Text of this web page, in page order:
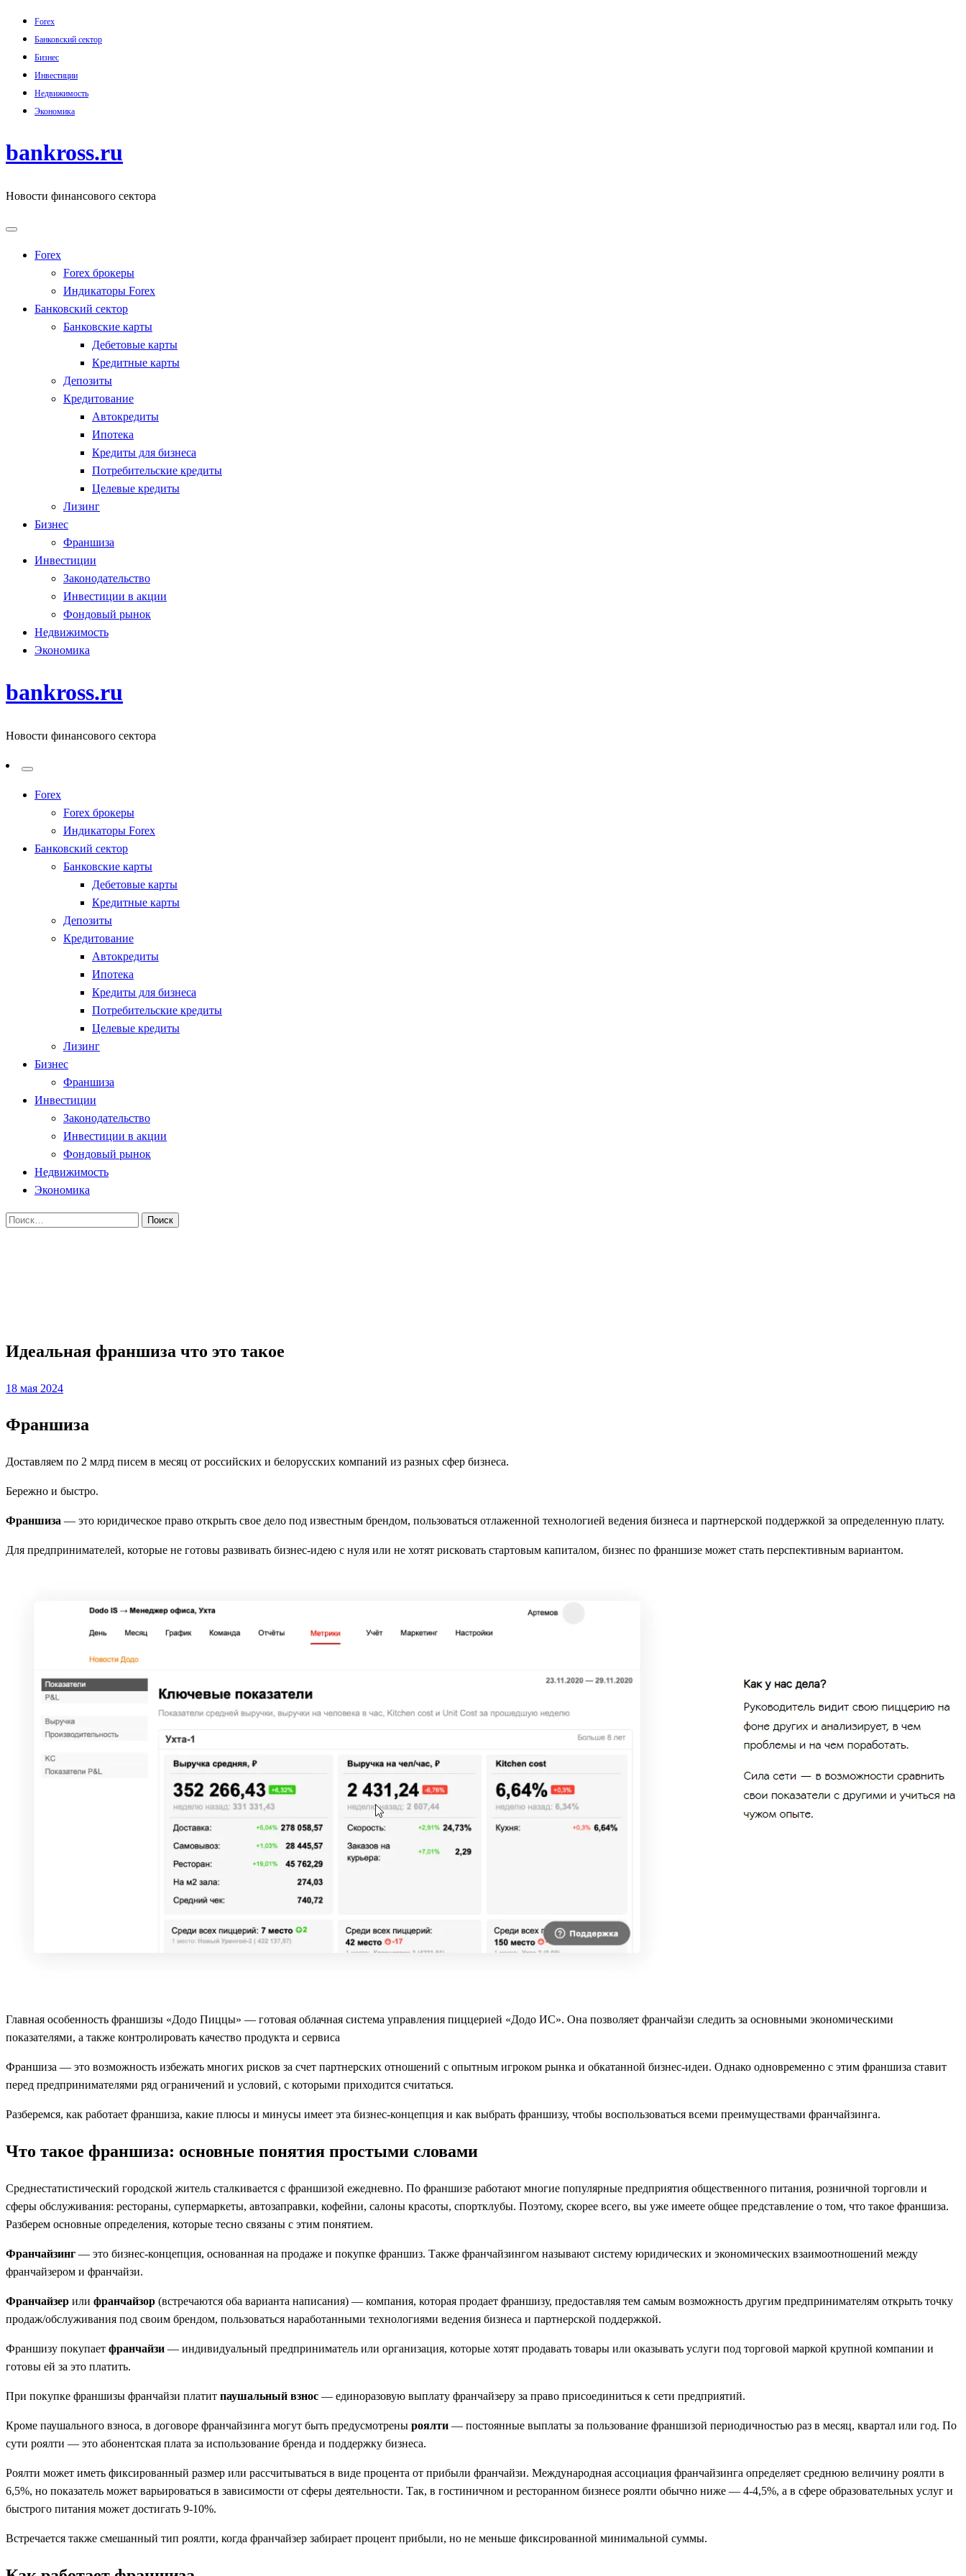
Skip
content
Forex
Банковский сектор
Бизнес
Инвестиции
Недвижимость
Экономика
bankross.ru
Новости финансового сектора
Forex
Forex брокеры
Индикаторы Forex
Банковский сектор
Банковские карты
Дебетовые карты
Кредитные карты
Депозиты
Кредитование
Автокредиты
Ипотека
Кредиты для бизнеса
Потребительские кредиты
Целевые кредиты
Лизинг
Бизнес
Франшиза
Инвестиции
Законодательство
Инвестиции в акции
Фондовый рынок
Недвижимость
Экономика
bankross.ru
Новости финансового сектора
Forex
Forex брокеры
Индикаторы Forex
Банковский сектор
Банковские карты
Дебетовые карты
Кредитные карты
Депозиты
Кредитование
Автокредиты
Ипотека
Кредиты для бизнеса
Потребительские кредиты
Целевые кредиты
Лизинг
Бизнес
Франшиза
Инвестиции
Законодательство
Инвестиции в акции
Фондовый рынок
Недвижимость
Экономика
Найти:
Идеальная франшиза что это такое
Posted
18 мая 2024
Франшиза
Доставляем по 2 млрд писем в месяц от российских и белорусских компаний из разных сфер бизнеса.
Бережно и быстро.
Франшиза — это юридическое право открыть свое дело под известным брендом, пользоваться отлаженной технологией ведения бизнеса и партнерской поддержкой за определенную плату.
Для предпринимателей, которые не готовы развивать бизнес-идею с нуля или не хотят рисковать стартовым капиталом, бизнес по франшизе может стать перспективным вариантом.
Главная особенность франшизы «Додо Пиццы» — готовая облачная система управления пиццерией «Додо ИС». Она позволяет франчайзи следить за основными экономическими
показателями, а также контролировать качество продукта и сервиса
Франшиза — это возможность избежать многих рисков за счет партнерских отношений с опытным игроком рынка и обкатанной бизнес-идеи. Однако одновременно с этим франшиза ставит
перед предпринимателями ряд ограничений и условий, с которыми приходится считаться.
Разберемся, как работает франшиза, какие плюсы и минусы имеет эта бизнес-концепция и как выбрать франшизу, чтобы воспользоваться всеми преимуществами франчайзинга.
Что такое франшиза: основные понятия простыми словами
Среднестатистический городской житель сталкивается с франшизой ежедневно. По франшизе работают многие популярные предприятия общественного питания, розничной торговли и
сферы обслуживания: рестораны, супермаркеты, автозаправки, кофейни, салоны красоты, спортклубы. Поэтому, скорее всего, вы уже имеете общее представление о том, что такое франшиза.
Разберем основные определения, которые тесно связаны с этим понятием.
Франчайзинг — это бизнес-концепция, основанная на продаже и покупке франшиз. Также франчайзингом называют систему юридических и экономических взаимоотношений между
франчайзером и франчайзи.
Франчайзер или франчайзор (встречаются оба варианта написания) — компания, которая продает франшизу, предоставляя тем самым возможность другим предпринимателям открыть точку
продаж/обслуживания под своим брендом, пользоваться наработанными технологиями ведения бизнеса и партнерской поддержкой.
Франшизу покупает франчайзи — индивидуальный предприниматель или организация, которые хотят продавать товары или оказывать услуги под торговой маркой крупной компании и
готовы ей за это платить.
При покупке франшизы франчайзи платит паушальный взнос — единоразовую выплату франчайзеру за право присоединиться к сети предприятий.
Кроме паушального взноса, в договоре франчайзинга могут быть предусмотрены роялти — постоянные выплаты за пользование франшизой периодичностью раз в месяц, квартал или год. По
сути роялти — это абонентская плата за использование бренда и поддержку бизнеса.
Роялти может иметь фиксированный размер или рассчитываться в виде процента от прибыли франчайзи. Международная ассоциация франчайзинга определяет среднюю величину роялти в
6,5%, но показатель может варьироваться в зависимости от сферы деятельности. Так, в гостиничном и ресторанном бизнесе роялти обычно ниже — 4-4,5%, а в сфере образовательных услуг и
быстрого питания может достигать 9-10%.
Встречается также смешанный тип роялти, когда франчайзер забирает процент прибыли, но не меньше фиксированной минимальной суммы.